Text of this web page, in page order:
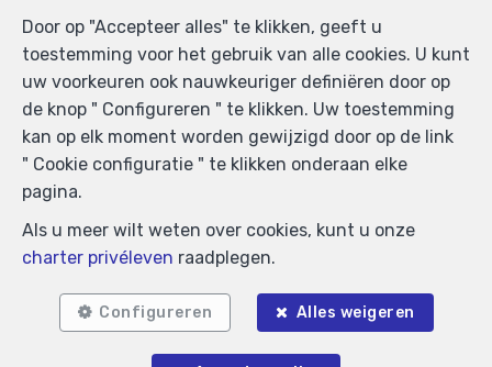
Door op "Accepteer alles" te klikken, geeft u
toestemming voor het gebruik van alle cookies. U kunt
uw voorkeuren ook nauwkeuriger definiëren door op
de knop " Configureren " te klikken. Uw toestemming
kan op elk moment worden gewijzigd door op de link
" Cookie configuratie " te klikken onderaan elke
pagina.
Als u meer wilt weten over cookies, kunt u onze
charter privéleven raadplegen.
Configureren Alles weigeren
BA en borgstelling via NV AXA Belgium, Troonplein 1,
1000 Brussel (polisnr. 730.390.160) Dekking geldt voor
activiteiten die in België worden uitgevoerd
Charter privéleven
WEBULOUS.IMMO